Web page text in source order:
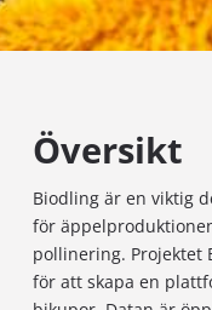
Kurser på Öppna
Öppna högskoleleden
Ansökan
För studiehandledare
För
Sjukskötare
Systemvetare
Frågor & svar
Våra
gör
Högskolan på Åland
och drivande kraft av
som är finansierade
Pressmeddelanden
Grafisk profil
Hantering av
Översikt
Biodling är en viktig
för
pollinering. Projektet
för att skapa en